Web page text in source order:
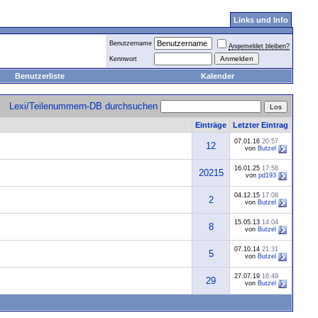
Links und Info
Benutzername
Angemeldet bleiben?
Kennwort
Benutzerliste Kalender
Lexi/Teilenummern-DB durchsuchen
Einträge Letzter Eintrag
12 07.01.16 20:57
von Butzel
20215 16.01.25 17:58
von pd193
2 04.12.15 17:08
von Butzel
8 15.05.13 14:04
von Butzel
5 07.10.14 21:31
von Butzel
29 27.07.19 16:49
von Butzel